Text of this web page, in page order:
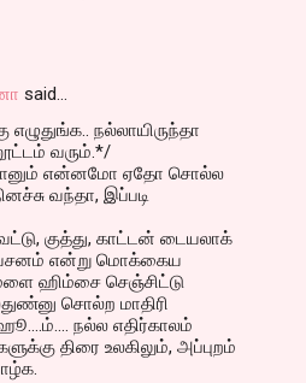
said…
எழுதுங்க.. நல்லாயிருந்தா
வரும்.*/
என்னமோ ஏதோ சொல்ல
வந்தா, இப்படி
குத்து, காட்டன் டையலாக்
என்று மொக்கைய
ஹிம்சை செஞ்சிட்டு
சொல்ற மாதிரி
நல்ல எதிர்காலம்
திரை உலகிலும், அப்புறம்